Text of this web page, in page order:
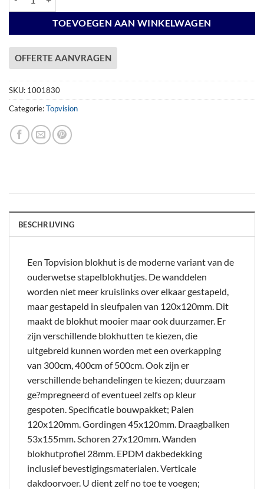
TOEVOEGEN AAN WINKELWAGEN
OFFERTE AANVRAGEN
SKU: 1001830
Categorie:Topvision
BESCHRIJVING
Een Topvision blokhut is de moderne variant van de
ouderwetse stapelblokhutjes. De wanddelen
worden niet meer kruislinks over elkaar gestapeld,
maar gestapeld in sleufpalen van 120x120mm. Dit
maakt de blokhut mooier maar ook duurzamer. Er
zijn verschillende blokhutten te kiezen, die
uitgebreid kunnen worden met een overkapping
van 300cm, 400cm of 500cm. Ook zijn er
verschillende behandelingen te kiezen; duurzaam
ge?mpregneerd of eventueel zelfs op kleur
gespoten. Specificatie bouwpakket; Palen
120x120mm. Gordingen 45x120mm. Draagbalken
53x155mm. Schoren 27x120mm. Wanden
blokhutprofiel 28mm. EPDM dakbedekking
inclusief bevestigingsmaterialen. Verticale
dakdoorvoer. U dient zelf no toe te voegen;